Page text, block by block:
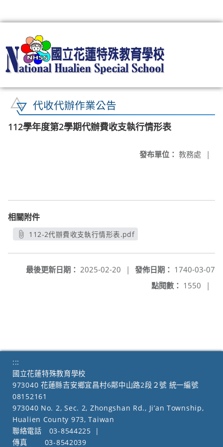
代收代辦作業公告
112學年度第2學期代辦費收支執行情形表
發布單位： 教務處 |
相關附件
112-2代辦費收支執行情形表.pdf
發佈日期： 1740-03-07
最後更新日期： 2025-02-20
|
點閱數： 1550 |
:::
國立花蓮特殊教育學校
973040 花蓮縣吉安鄉宜昌村6鄰中山路2段２號 統一編號
08152161
973040 No. 2, Sec. 2, Zhongshan Rd., Ji’an Township,
Hualien County 973, Taiwan
聯絡電話
03-8544225
|
傳真
03-8542039